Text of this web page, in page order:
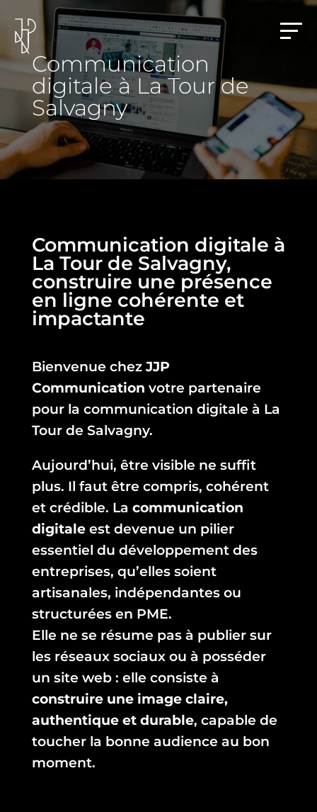
Communication
digitale à La Tour de
Salvagny
Communication digitale à
La Tour de Salvagny,
construire une présence
en ligne cohérente et
impactante
Bienvenue chezJJP
Communication votre partenaire
pour la communication digitale à La
Tour de Salvagny.
Aujourd’hui, être visible ne suffit
plus. Il faut être compris, cohérent
et crédible. La communication
digitaleest devenue un pilier
essentiel du développement des
entreprises, qu’elles soient
artisanales, indépendantes ou
structurées en PME.
Elle ne se résume pas à publier sur
les réseaux sociaux ou à posséder
un site web : elle consiste à
construire une image claire,
authentique et durable, capable de
toucher la bonne audience au bon
moment.